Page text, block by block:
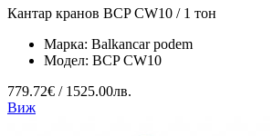
Кантар кранов BCP CW10 / 1 тон
Марка: Balkancar podem
Модел: BCP CW10
779.72€ / 1525.00лв.
Виж